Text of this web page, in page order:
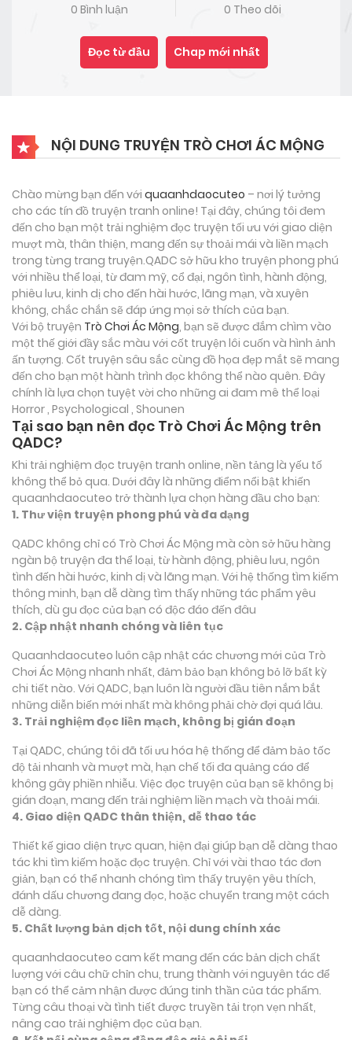
0 Bình luận 0 Theo dõi
Đọc từ đầu Chap mới nhất
NỘI DUNG TRUYỆN TRÒ CHƠI ÁC MỘNG
Chào mừng bạn đến với quaanhdaocuteo – nơi lý tưởng
cho các tín đồ truyện tranh online! Tại đây, chúng tôi đem
đến cho bạn một trải nghiệm đọc truyện tối ưu với giao diện
mượt mà, thân thiện, mang đến sự thoải mái và liền mạch
trong từng trang truyện.QADC sở hữu kho truyện phong phú
với nhiều thể loại, từ đam mỹ, cổ đại, ngôn tình, hành động,
phiêu lưu, kinh dị cho đến hài hước, lãng mạn, và xuyên
không, chắc chắn sẽ đáp ứng mọi sở thích của bạn.
Với bộ truyện Trò Chơi Ác Mộng, bạn sẽ được đắm chìm vào
một thế giới đầy sắc màu với cốt truyện lôi cuốn và hình ảnh
ấn tượng. Cốt truyện sâu sắc cùng đồ họa đẹp mắt sẽ mang
đến cho bạn một hành trình đọc không thể nào quên. Đây
chính là lựa chọn tuyệt vời cho những ai đam mê thể loại
Horror , Psychological , Shounen
Tại sao bạn nên đọc Trò Chơi Ác Mộng trên
QADC?
Khi trải nghiệm đọc truyện tranh online, nền tảng là yếu tố
không thể bỏ qua. Dưới đây là những điểm nổi bật khiến
quaanhdaocuteo trở thành lựa chọn hàng đầu cho bạn:
1. Thư viện truyện phong phú và đa dạng
QADC không chỉ có Trò Chơi Ác Mộng mà còn sở hữu hàng
ngàn bộ truyện đa thể loại, từ hành động, phiêu lưu, ngôn
tình đến hài hước, kinh dị và lãng mạn. Với hệ thống tìm kiếm
thông minh, bạn dễ dàng tìm thấy những tác phẩm yêu
thích, dù gu đọc của bạn có độc đáo đến đâu
2. Cập nhật nhanh chóng và liên tục
Quaanhdaocuteo luôn cập nhật các chương mới của Trò
Chơi Ác Mộng nhanh nhất, đảm bảo bạn không bỏ lỡ bất kỳ
chi tiết nào. Với QADC, bạn luôn là người đầu tiên nắm bắt
những diễn biến mới nhất mà không phải chờ đợi quá lâu.
3. Trải nghiệm đọc liền mạch, không bị gián đoạn
Tại QADC, chúng tôi đã tối ưu hóa hệ thống để đảm bảo tốc
độ tải nhanh và mượt mà, hạn chế tối đa quảng cáo để
không gây phiền nhiễu. Việc đọc truyện của bạn sẽ không bị
gián đoạn, mang đến trải nghiệm liền mạch và thoải mái.
4. Giao diện QADC thân thiện, dễ thao tác
Thiết kế giao diện trực quan, hiện đại giúp bạn dễ dàng thao
tác khi tìm kiếm hoặc đọc truyện. Chỉ với vài thao tác đơn
giản, bạn có thể nhanh chóng tìm thấy truyện yêu thích,
đánh dấu chương đang đọc, hoặc chuyển trang một cách
dễ dàng.
5. Chất lượng bản dịch tốt, nội dung chính xác
quaanhdaocuteo cam kết mang đến các bản dịch chất
lượng với câu chữ chỉn chu, trung thành với nguyên tác để
bạn có thể cảm nhận được đúng tinh thần của tác phẩm.
Từng câu thoại và tình tiết được truyền tải trọn vẹn nhất,
nâng cao trải nghiệm đọc của bạn.